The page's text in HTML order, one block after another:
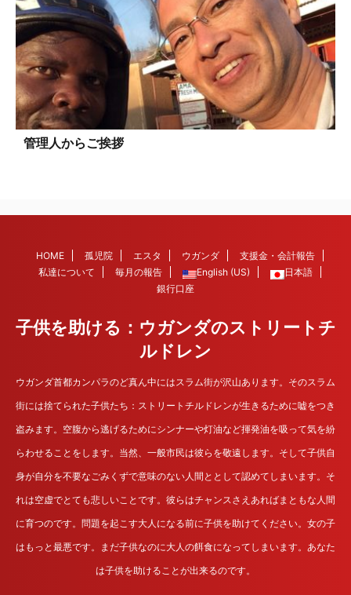
管理人からご挨拶
HOME 孤児院 エスタ ウガンダ
支援金・会計報告
私達について
毎月の報告 English (US)
日本語
銀行口座
子供を助ける：ウガンダのストリートチ
ルドレン
ウガンダ首都カンパラのど真ん中にはスラム街が沢山あります。そのスラム
街には捨てられた子供たち：ストリートチルドレンが生きるために嘘をつき
盗みます。空腹から逃げるためにシンナーや灯油など揮発油を吸って気を紛
らわせることをします。当然、一般市民は彼らを敬遠します。そして子供自
身が自分を不要なごみくずで意味のない人間ととして認めてしまいます。そ
れは空虚でとても悲しいことです。彼らはチャンスさえあればまともな人間
に育つのです。問題を起こす大人になる前に子供を助けてください。女の子
はもっと最悪です。まだ子供なのに大人の餌食になってしまいます。あなた
は子供を助けることが出来るのです。